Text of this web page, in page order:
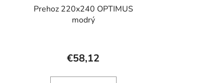
Prehoz 220x240 OPTIMUS
modrý
€58,12